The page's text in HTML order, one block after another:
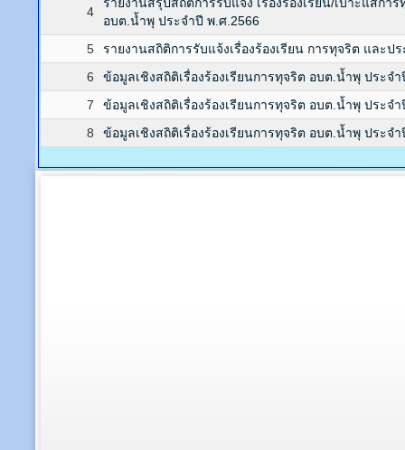
4
อบต.น้ำพุ ประจำปี พ.ศ.2566
5
รายงานสถิติการรับแจ้งเรื่องร้องเรียน การทุจริต และ
6
ข้อมูลเชิงสถิติเรื่องร้องเรียนการทุจริต อบต.น้ำพุ ประจ
7
ข้อมูลเชิงสถิติเรื่องร้องเรียนการทุจริต อบต.น้ำพุ ประจ
8
ข้อมูลเชิงสถิติเรื่องร้องเรียนการทุจริต อบต.น้ำพุ ประจ